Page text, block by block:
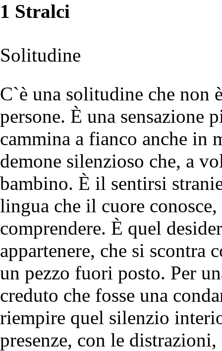
1 Stralci
Solitudine
C`è una solitudine che non
persone. È una sensazione
cammina a fianco anche in
demone silenzioso che, a
bambino. È il sentirsi
lingua che il cuore
comprendere. È quel
appartenere, che si scontra
un pezzo fuori posto. Per
creduto che fosse una
riempire quel silenzio
presenze, con le